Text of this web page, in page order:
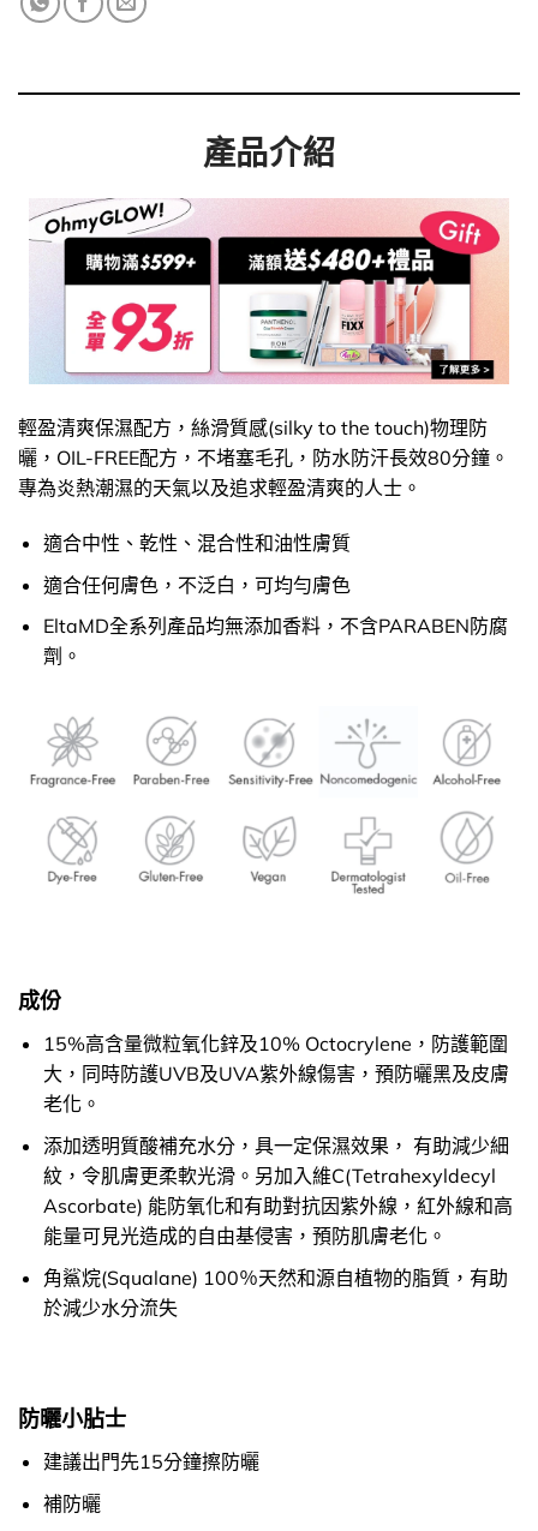
產品介紹
輕盈清爽保濕配方，絲滑質感(silky to the touch)物理防
曬，OIL-FREE配方，不堵塞毛孔，防水防汗長效80分鐘。
專為炎熱潮濕的天氣以及追求輕盈清爽的人士。
適合中性、乾性、混合性和油性膚質
適合任何膚色，不泛白，可均勻膚色
EltaMD全系列產品均無添加香料​，不含PARABEN防腐
劑。
成份
15%高含量微粒氧化鋅及10% Octocrylene，防護範圍
大，同時防護UVB及UVA紫外線傷害，預防曬黑及皮膚
老化。
添加透明質酸補充水分，具一定保濕效果， 有助減少細
紋，令肌膚更柔軟光滑。另加入維C(Tetrahexyldecyl
Ascorbate) 能防氧化和有助對抗因紫外線，紅外線和高
能量可見光造成的自由基侵害，預防肌膚老化。
角鯊烷(Squalane) 100％天然和源自植物的脂質，有助
於減少水分流失
防曬小胋士
建議出門先15分鐘擦防曬
補防曬